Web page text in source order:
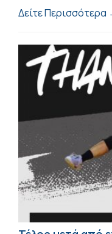
Δείτε Περισσότερα